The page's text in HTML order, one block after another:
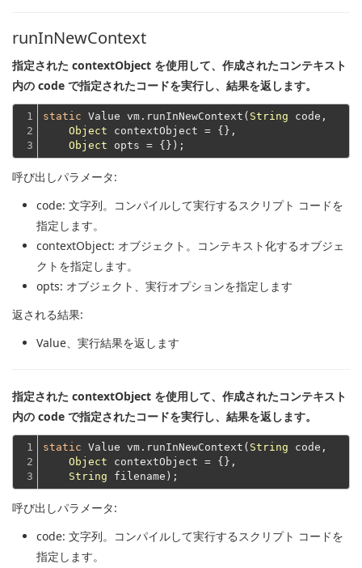
runInNewContext
指定された contextObject を使用して、作成されたコンテキスト
内の code で指定されたコードを実行し、結果を返します。
1
2
3
static Value vm.runInNewContext( String code,
Object contextObject = {},
Object
呼び出しパラメータ:
code: 文字列。コンパイルして実行するスクリプト コードを
指定します。
contextObject: オブジェクト。コンテキスト化するオブジェ
クトを指定します。
opts: オブジェクト、実行オプションを指定します
返される結果:
Value、実行結果を返します
指定された contextObject を使用して、作成されたコンテキスト
内の code で指定されたコードを実行し、結果を返します。
1
2
3
static Value vm.runInNewContext( String code,
Object contextObject = {},
String
呼び出しパラメータ:
code: 文字列。コンパイルして実行するスクリプト コードを
指定します。